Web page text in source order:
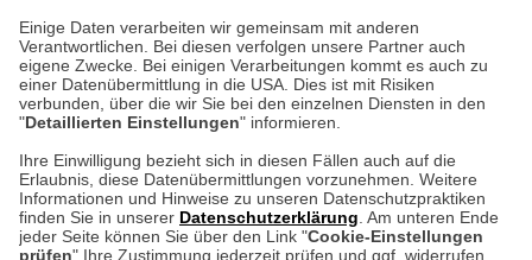
Einige Daten verarbeiten wir gemeinsam mit anderen
Verantwortlichen. Bei diesen verfolgen unsere Partner auch
eigene Zwecke. Bei einigen Verarbeitungen kommt es auch zu
einer Datenübermittlung in die USA. Dies ist mit Risiken
verbunden, über die wir Sie bei den einzelnen Diensten in den
"Detaillierten Einstellungen" informieren.
Ihre Einwilligung bezieht sich in diesen Fällen auch auf die
Erlaubnis, diese Datenübermittlungen vorzunehmen. Weitere
Informationen und Hinweise zu unseren Datenschutzpraktiken
finden Sie in unserer Datenschutzerklärung . Am unteren Ende
jeder Seite können Sie über den Link "Cookie-Einstellungen
prüfen" Ihre Zustimmung jederzeit prüfen und ggf. widerrufen..
Hier finden Sie uns im Netz
AGB Rücksendung von Waren Datenschutz
Impressum
Kontakt
Zur Echtheit von Bewertungen
Barrierefreiheit unserer Website
Cookie-Einstellungen in Ihrem Browser
ACHTUNG!
Ihr Browser speichert aktuell keine Cookies!
Leider können Sie in diesem Fall unseren Online-Shop